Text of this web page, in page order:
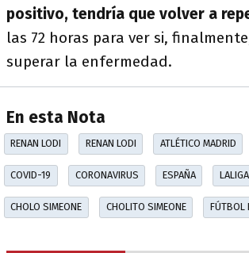
positivo, tendría que volver a
las 72 horas para ver si,
superar la enfermedad.
En esta Nota
RENAN LODI RENAN LODI ATLÉTICO MADRID
COVID-19 CORONAVIRUS ESPAÑA LALIGA
CHOLO SIMEONE CHOLITO SIMEONE FÚTBOL